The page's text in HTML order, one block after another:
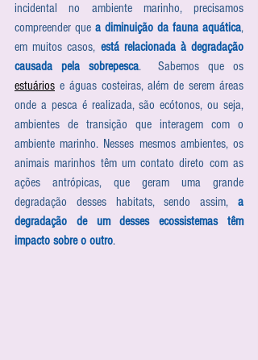
incidental no ambiente marinho, precisamos
compreender que a diminuição da fauna aquática,
em muitos casos, está relacionada à degradação
causada pela sobrepesca
estuários e águas costeiras, além de serem áreas
onde a pesca é realizada, são ecótonos, ou seja,
ambientes de transição que interagem com o
ambiente marinho. Nesses mesmos ambientes, os
animais marinhos têm um contato direto com as
ações antrópicas, que geram uma grande
degradação desses habitats, sendo assim, a
degradação de um desses ecossistemas têm
impacto sobre o outro.